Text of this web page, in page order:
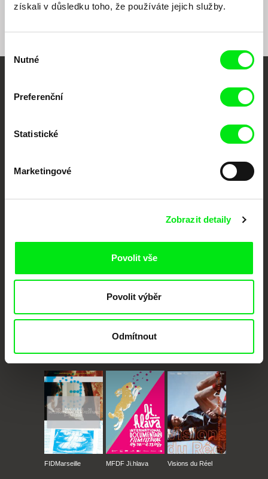
získali v důsledku toho, že používáte jejich služby.
souhlasu
Nutné
Preferenční
Statistické
Marketingové
Zobrazit detaily
Povolit vše
Povolit výběr
Odmítnout
festivalů dokumentárního filmu sdružených do Doc Alliance. Naším cílem je
podporovat kvalitní autorské filmy.
CPH:DOX
FIDMarseille MFDF Ji.hlava Visions du Réel